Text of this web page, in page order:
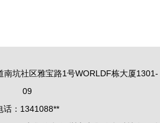
南坑社区雅宝路1号WORLDF栋大厦1301-
09
话：1341088**